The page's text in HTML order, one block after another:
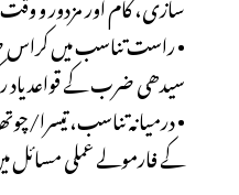
• راست تناسب میں
• درمیانہ تناسب، تیسرا/
کے فارمولے عملی مسائل